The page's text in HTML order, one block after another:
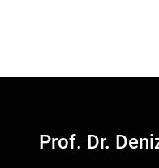
Prof. Dr.